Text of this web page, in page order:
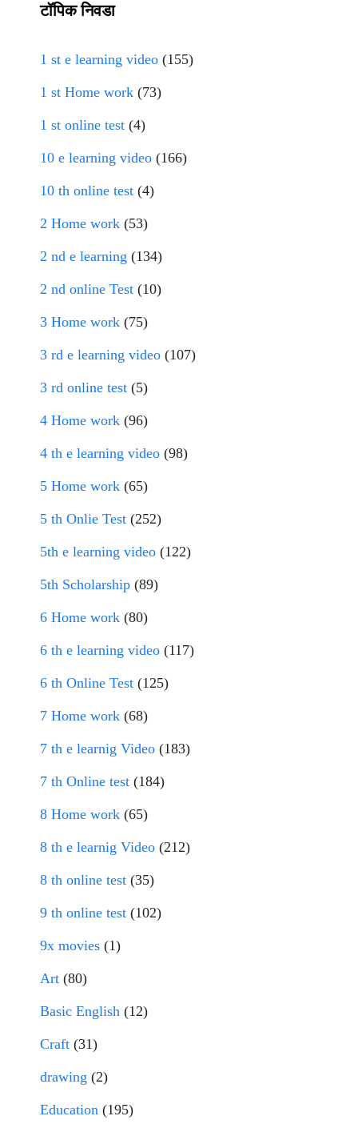
टॉपिक निवडा
1 st e learning video (155)
1 st Home work (73)
1 st online test (4)
10 e learning video (166)
10 th online test (4)
2 Home work (53)
2 nd e learning (134)
2 nd online Test (10)
3 Home work (75)
3 rd e learning video (107)
3 rd online test (5)
4 Home work (96)
4 th e learning video (98)
5 Home work (65)
5 th Onlie Test (252)
5th e learning video (122)
5th Scholarship (89)
6 Home work (80)
6 th e learning video (117)
6 th Online Test (125)
7 Home work (68)
7 th e learnig Video (183)
7 th Online test (184)
8 Home work (65)
8 th e learnig Video (212)
8 th online test (35)
9 th online test (102)
9x movies (1)
Art (80)
Basic English (12)
Craft (31)
drawing (2)
Education (195)